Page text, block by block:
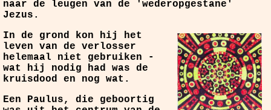
naar de leugen van de 'wederopgestane'
Jezus.
In de grond kon hij het
leven van de verlosser
helemaal niet gebruiken -
wat hij nodig had was de
kruisdood en nog wat.
Een Paulus, die geboortig